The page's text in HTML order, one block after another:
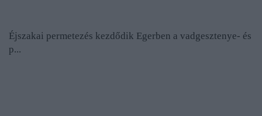
Éjszakai permetezés kezdődik Egerben a vadgesztenye- és
p...